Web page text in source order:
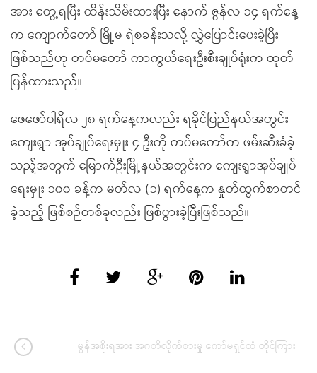
အား တွေ့ရပြီး ထိန်းသိမ်းထားပြီး နောက် ဇွန်လ ၁၄ ရက်နေ့
က ကျောက်တော် မြို့မ ရဲစခန်းသလို့ လွှဲပြောင်းပေးခဲ့ပြီး
ဖြစ်သည်ဟု တပ်မတော် ကာကွယ်ရေးဦးစီးချုပ်ရုံးက ထုတ်
ပြန်ထားသည်။
ဖေဖော်ဝါရီလ ၂၈ ရက်နေ့ကလည်း ရခိုင်ပြည်နယ်အတွင်း
ကျေးရွာ အုပ်ချုပ်ရေးမှူး ၄ ဦးကို တပ်မတော်က ဖမ်းဆီးခံခဲ့
သည့်အတွက် မြောက်ဦးမြို့နယ်အတွင်းက ကျေးရွာအုပ်ချုပ်
ရေးမှူး ၁၀၀ ခန့်က မတ်လ (၁) ရက်နေ့က နှုတ်ထွက်စာတင်
ခဲ့သည့် ဖြစ်စဉ်တစ်ခုလည်း ဖြစ်ပွားခဲ့ပြီးဖြစ်သည်။
မွန်အစိုးရအား အဂတိလိုက်စားမှု ကော်မရှင်ထံ တိုင်ကြား